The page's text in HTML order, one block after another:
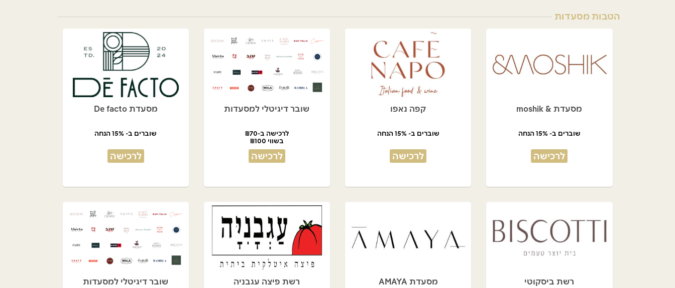
הטבות מסעדות
מסעדת & moshik
שוברים ב- 15% הנחה
לרכישה
קפה נאפו
שוברים ב- 15% הנחה
לרכישה
שובר דיגיטלי למסעדות
לרכישה ב-₪70
בשווי ₪100
לרכישה
מסעדת De facto
שוברים ב- 15% הנחה
לרכישה
רשת ביסקוטי מסעדת AMAYA רשת פיצה עגבניה שובר דיגיטלי למסעדות